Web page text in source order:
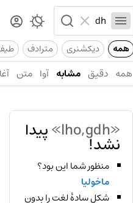
همه دیکشنری مترادف
همه دقیق مشابه آوا متن
«lho,gdh» پیدا
نشد!
منظور شما این بود؟
ماخولیا
شکل سادهٔ لغت را بدون